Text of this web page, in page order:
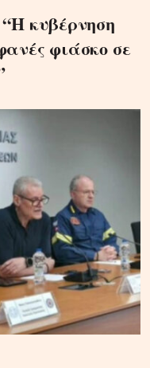
κυβέρνηση
φιάσκο σε